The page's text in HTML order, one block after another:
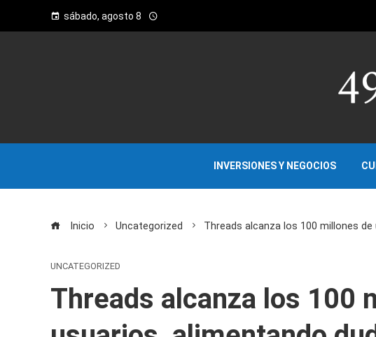
sábado, agosto 8
INVERSIONES Y NEGOCIOS
Inicio Uncategorized Threads alcanza los 100 millones
UNCATEGORIZED
Threads alcanza los 100